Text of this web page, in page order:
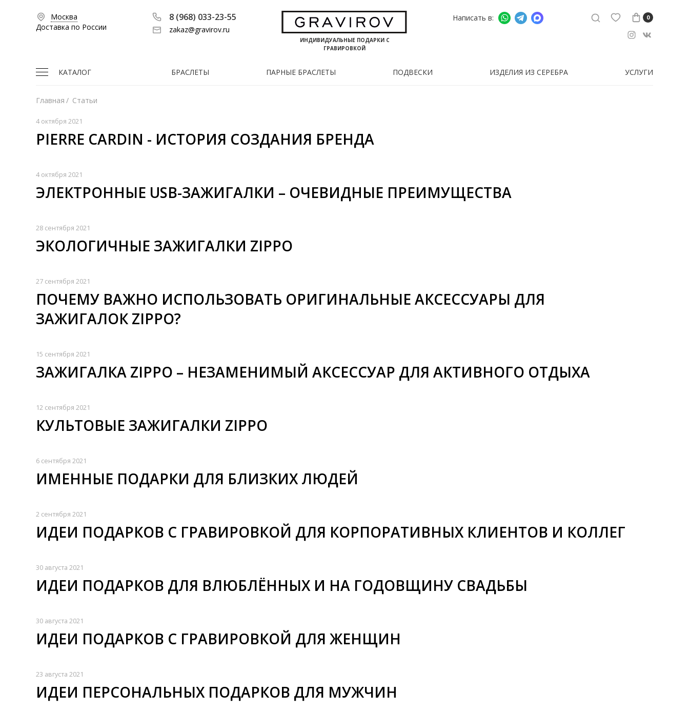
Москва
Доставка по России
8 (968) 033-23-55
zakaz@gravirov.ru
ИНДИВИДУАЛЬНЫЕ ПОДАРКИ С
ГРАВИРОВКОЙ
Написать в: 0
КАТАЛОГ БРАСЛЕТЫ ПАРНЫЕ БРАСЛЕТЫ ПОДВЕСКИ ИЗДЕЛИЯ ИЗ СЕРЕБРА УСЛУГИ
Главная / Статьи
4 октября 2021
PIERRE CARDIN - ИСТОРИЯ СОЗДАНИЯ БРЕНДА
4 октября 2021
ЭЛЕКТРОННЫЕ USB-ЗАЖИГАЛКИ – ОЧЕВИДНЫЕ ПРЕИМУЩЕСТВА
28 сентября 2021
ЭКОЛОГИЧНЫЕ ЗАЖИГАЛКИ ZIPPO
27 сентября 2021
ПОЧЕМУ ВАЖНО ИСПОЛЬЗОВАТЬ ОРИГИНАЛЬНЫЕ АКСЕССУАРЫ ДЛЯ
ЗАЖИГАЛОК ZIPPO?
15 сентября 2021
ЗАЖИГАЛКА ZIPPO – НЕЗАМЕНИМЫЙ АКСЕССУАР ДЛЯ АКТИВНОГО ОТДЫХА
12 сентября 2021
КУЛЬТОВЫЕ ЗАЖИГАЛКИ ZIPPO
6 сентября 2021
ИМЕННЫЕ ПОДАРКИ ДЛЯ БЛИЗКИХ ЛЮДЕЙ
2 сентября 2021
ИДЕИ ПОДАРКОВ С ГРАВИРОВКОЙ ДЛЯ КОРПОРАТИВНЫХ КЛИЕНТОВ И КОЛЛЕГ
30 августа 2021
ИДЕИ ПОДАРКОВ ДЛЯ ВЛЮБЛЁННЫХ И НА ГОДОВЩИНУ СВАДЬБЫ
30 августа 2021
ИДЕИ ПОДАРКОВ С ГРАВИРОВКОЙ ДЛЯ ЖЕНЩИН
23 августа 2021
ИДЕИ ПЕРСОНАЛЬНЫХ ПОДАРКОВ ДЛЯ МУЖЧИН